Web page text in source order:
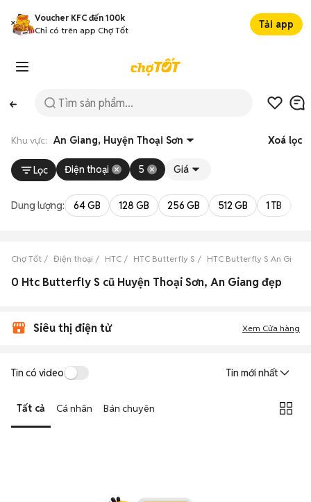
Voucher KFC đến 100k
Chỉ có trên app Chợ Tốt
Tải app
Khu vực: An Giang, Huyện Thoại Sơn Xoá lọc
Lọc Điện thoại 5 Giá
Dung lượng: 64 GB 128 GB 256 GB 512 GB 1 TB
Chợ Tốt Điện thoại HTC HTC Butterfly S HTC Butterfly S An Giang
0 Htc Butterfly S cũ Huyện Thoại Sơn, An Giang đẹp
Siêu thị điện tử Xem Cửa hàng
Tin có video Tin mới nhất
Tất cả Cá nhân Bán chuyên